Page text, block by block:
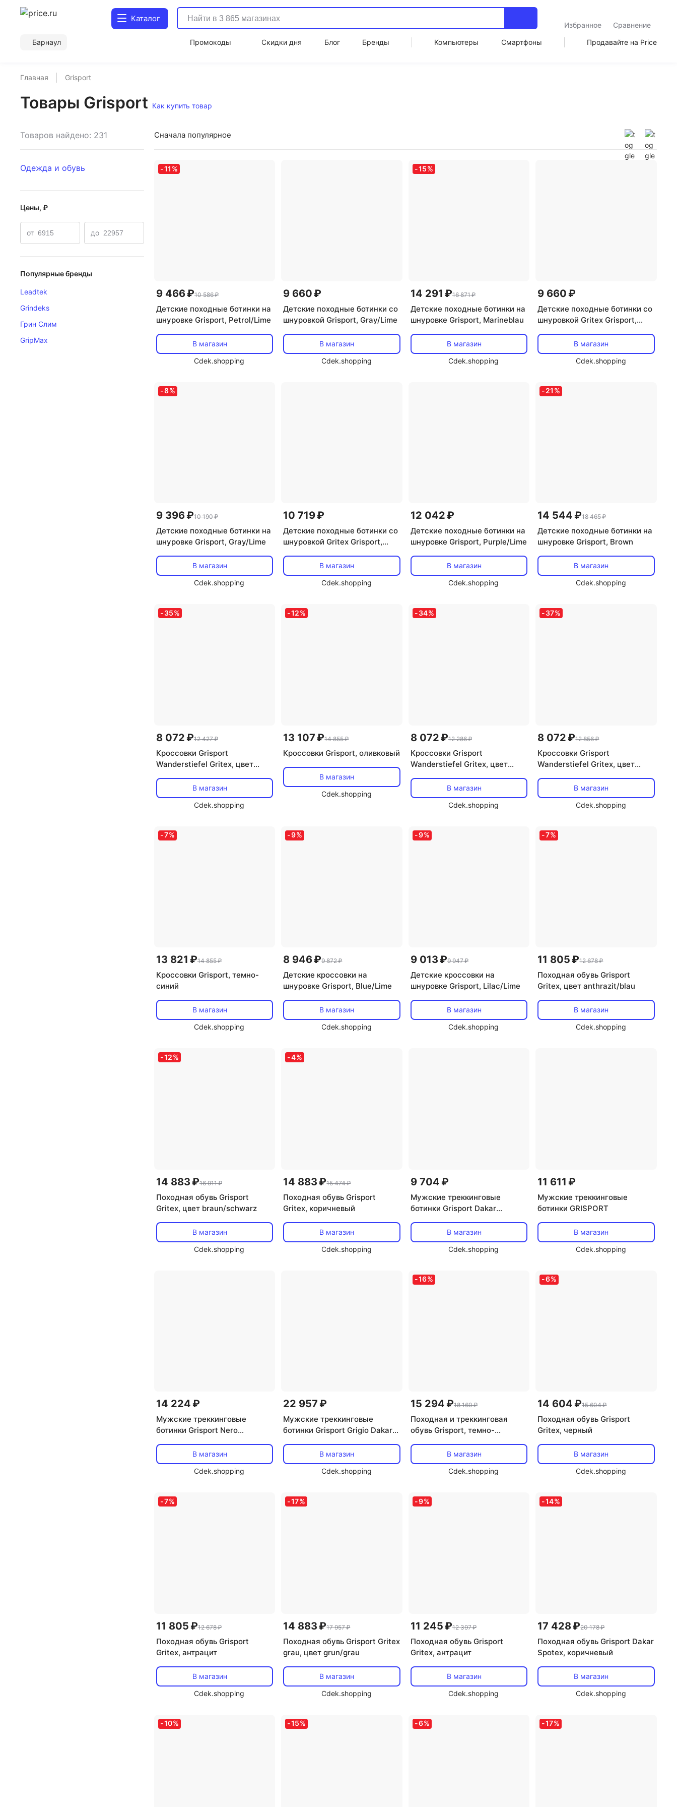
Каталог
Избранное
Сравнение
Барнаул
Промокоды Скидки дня Блог Бренды Компьютеры Смартфоны Продавайте на Price
Главная Grisport
Товары Grisport Как купить товар
Товаров найдено: 231
Одежда и обувь
Цены, ₽
от до
Популярные бренды
Leadtek
Grindeks
Грин Слим
GripMax
Сначала популярное
-11 %
9 466 ₽10 586 ₽
Детские походные ботинки на
шнуровке Grisport, Petrol/Lime
В магазин
Cdek.shopping
9 660 ₽
Детские походные ботинки со
шнуровкой Grisport, Gray/Lime
В магазин
Cdek.shopping
-15%
14 291 ₽16 871 ₽
Детские походные ботинки на
шнуровке Grisport, Marineblau
В магазин
Cdek.shopping
9 660 ₽
Детские походные ботинки со
шнуровкой Gritex Grisport,
В магазин
Cdek.shopping
-8%
9 396 ₽10 190 ₽
Детские походные ботинки на
шнуровке Grisport, Gray/Lime
В магазин
Cdek.shopping
10 719 ₽
Детские походные ботинки со
шнуровкой Gritex Grisport,
В магазин
Cdek.shopping
12 042 ₽
Детские походные ботинки на
шнуровке Grisport, Purple/Lime
В магазин
Cdek.shopping
-21 %
14 544 ₽18 465 ₽
Детские походные ботинки на
шнуровке Grisport, Brown
В магазин
Cdek.shopping
-35%
8 072 ₽12 427 ₽
Кроссовки Grisport
Wanderstiefel Gritex, цвет
В магазин
Cdek.shopping
-12%
13 107 ₽14 855 ₽
Кроссовки Grisport, оливковый
В магазин
Cdek.shopping
-34%
8 072 ₽12 286 ₽
Кроссовки Grisport
Wanderstiefel Gritex, цвет
В магазин
Cdek.shopping
-37%
8 072 ₽12 856 ₽
Кроссовки Grisport
Wanderstiefel Gritex, цвет
В магазин
Cdek.shopping
-7%
13 821 ₽14 855 ₽
Кроссовки Grisport, темно-
синий
В магазин
Cdek.shopping
-9%
8 946 ₽9 872 ₽
Детские кроссовки на
шнуровке Grisport, Blue/Lime
В магазин
Cdek.shopping
-9%
9 013 ₽9 947 ₽
Детские кроссовки на
шнуровке Grisport, Lilac/Lime
В магазин
Cdek.shopping
-7%
11 805 ₽12 678 ₽
Походная обувь Grisport
Gritex, цвет anthrazit/blau
В магазин
Cdek.shopping
-12%
14 883 ₽16 911 ₽
Походная обувь Grisport
Gritex, цвет braun/schwarz
В магазин
Cdek.shopping
-4%
14 883 ₽15 474 ₽
Походная обувь Grisport
Gritex, коричневый
В магазин
Cdek.shopping
9 704 ₽
Мужские треккинговые
ботинки Grisport Dakar
В магазин
Cdek.shopping
11 611 ₽
Мужские треккинговые
ботинки GRISPORT
В магазин
Cdek.shopping
14 224 ₽
Мужские треккинговые
ботинки Grisport Nero
В магазин
Cdek.shopping
22 957 ₽
Мужские треккинговые
ботинки Grisport Grigio Dakar
В магазин
Cdek.shopping
-16%
15 294 ₽18 160 ₽
Походная и треккинговая
обувь Grisport, темно-
В магазин
Cdek.shopping
-6%
14 604 ₽15 604 ₽
Походная обувь Grisport
Gritex, черный
В магазин
Cdek.shopping
-7%
11 805 ₽12 678 ₽
Походная обувь Grisport
Gritex, антрацит
В магазин
Cdek.shopping
-17%
14 883 ₽17 957 ₽
Походная обувь Grisport Gritex
grau, цвет grun/grau
В магазин
Cdek.shopping
-9%
11 245 ₽12 397 ₽
Походная обувь Grisport
Gritex, антрацит
В магазин
Cdek.shopping
-14%
17 428 ₽20 178 ₽
Походная обувь Grisport Dakar
Spotex, коричневый
В магазин
Cdek.shopping
-10% -15% -6% -17%